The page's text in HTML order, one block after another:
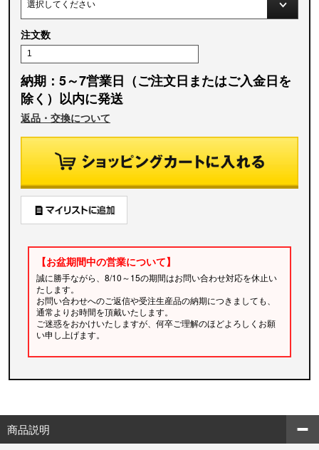
注文数
納期：5～7営業日（ご注文日またはご入金日を
除く）以内に発送
返品・交換について
【お盆期間中の営業について】
誠に勝手ながら、8/10～15の期間はお問い合わせ対応を休止い
たします。
お問い合わせへのご返信や受注生産品の納期につきましても、
通常よりお時間を頂戴いたします。
ご迷惑をおかけいたしますが、何卒ご理解のほどよろしくお願
い申し上げます。
商品説明